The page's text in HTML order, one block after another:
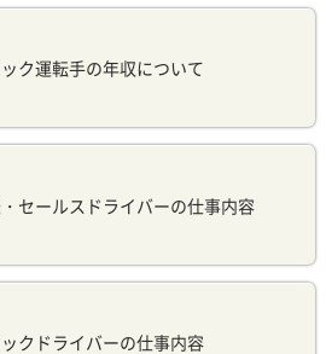
ック運転手の年収について
セールスドライバーの仕事内容
ックドライバーの仕事内容